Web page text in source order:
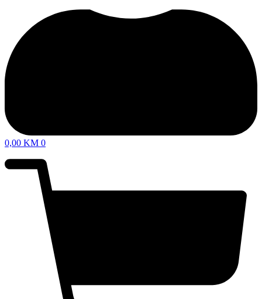
0,00 KM 0